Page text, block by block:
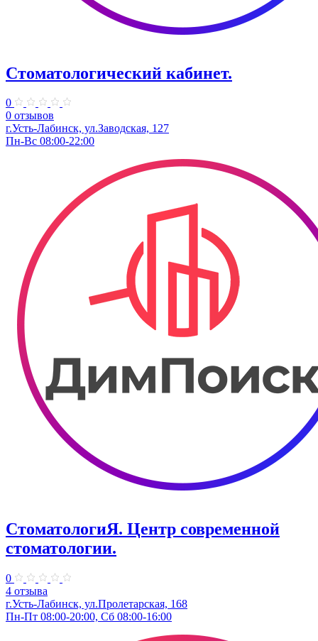
Стоматологический кабинет.
0
0 отзывов
г.Усть-Лабинск, ул.Заводская, 127
Пн-Вс 08:00-22:00
СтоматологиЯ. Центр современной
стоматологии.
0
4 отзыва
г.Усть-Лабинск, ул.Пролетарская, 168
Пн-Пт 08:00-20:00, Сб 08:00-16:00